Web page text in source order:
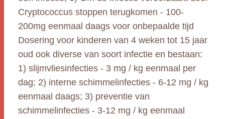
Cryptococcus stoppen terugkomen - 100-
200mg eenmaal daags voor onbepaalde tijd
Dosering voor kinderen van 4 weken tot 15 jaar
oud ook diverse van soort infectie en bestaan:
1) slijmvliesinfecties - 3 mg / kg eenmaal per
dag; 2) interne schimmelinfecties - 6-12 mg / kg
eenmaal daags; 3) preventie van
schimmelinfecties - 3-12 mg / kg eenmaal